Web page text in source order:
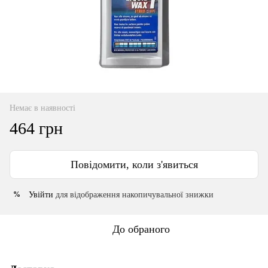
Немає в наявності
464 грн
Повідомити, коли з'явиться
% Увійти для відображення накопичувальної знижки
До обраного